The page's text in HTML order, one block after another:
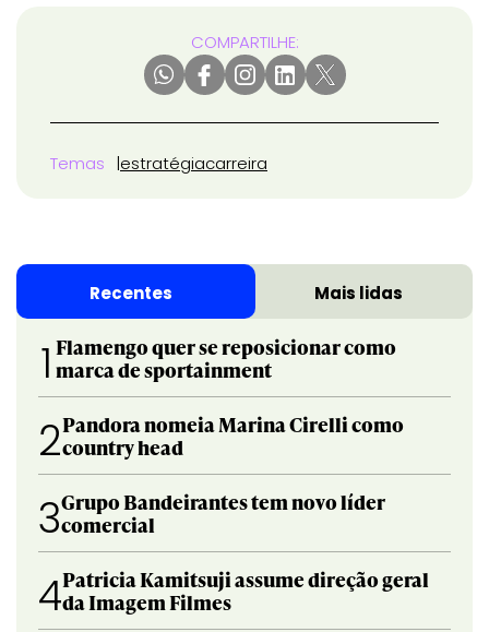
COMPARTILHE:
Temas estratégiacarreira
Recentes Mais lidas
1 Flamengo quer se reposicionar como
marca de sportainment
2Pandora nomeia Marina Cirelli como
country head
3Grupo Bandeirantes tem novo líder
comercial
4Patricia Kamitsuji assume direção geral
da Imagem Filmes